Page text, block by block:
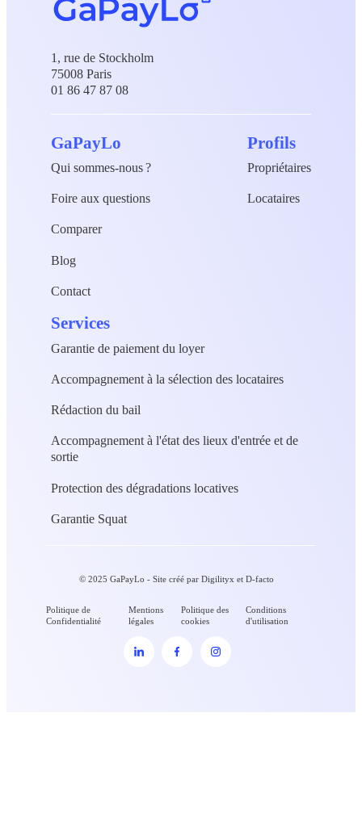
1, rue de Stockholm
75008 Paris
01 86 47 87 08
GaPayLo
Qui sommes-nous ?
Foire aux questions
Comparer
Blog
Contact
Profils
Propriétaires
Locataires
Services
Garantie de paiement du loyer
Accompagnement à la sélection des locataires
Rédaction du bail
Accompagnement à l'état des lieux d'entrée et de
sortie
Protection des dégradations locatives
Garantie Squat
© 2025 GaPayLo - Site créé parDigilityx etD-facto
Politique de
Confidentialité
Mentions
légales
Politique des
cookies
Conditions
d'utilisation